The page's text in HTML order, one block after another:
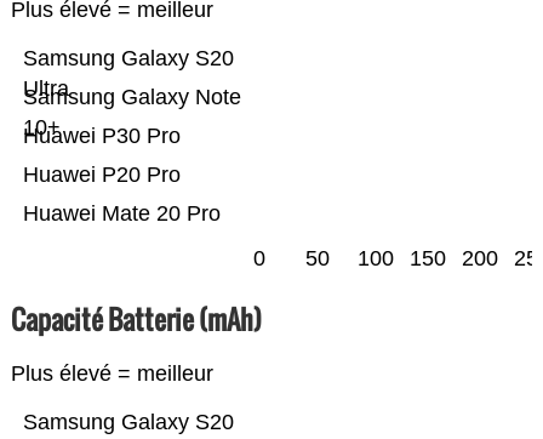
Plus élevé = meilleur
Huawei Mate 20 Pro
Huawei P20 Pro
Huawei P30 Pro
Samsung Galaxy Note
10+
Samsung Galaxy S20
Ultra
0 50 100 150 200
Capacité Batterie (mAh)
Plus élevé = meilleur
Samsung Galaxy S20